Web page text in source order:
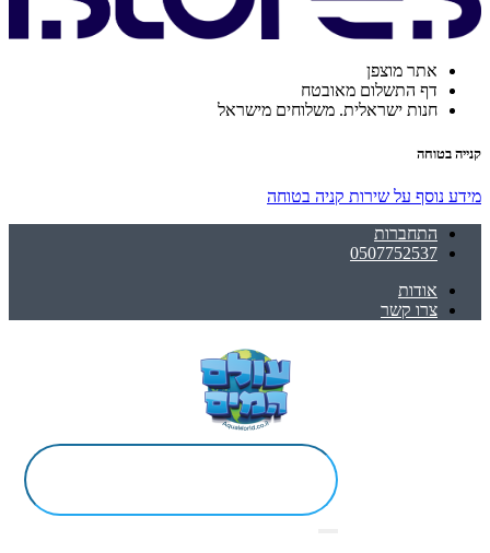
אתר מוצפן
דף התשלום מאובטח
חנות ישראלית. משלוחים מישראל
קנייה בטוחה
מידע נוסף על שירות קניה בטוחה
התחברות
0507752537
אודות
צרו קשר